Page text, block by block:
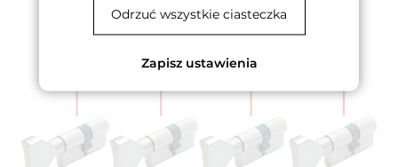
Odrzuć wszystkie ciasteczka
Zapisz ustawienia